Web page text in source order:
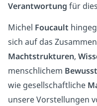
Verantwortung für
Michel Foucault
sich auf das
Machtstrukturen,
menschlichem
wie gesellschaftliche
unsere Vorstellungen